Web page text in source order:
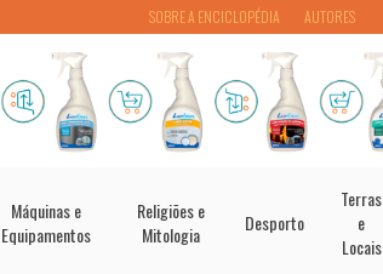
SOBRE A ENCICLOPÉDIA AUTORES
Máquinas e
Equipamentos
Religiões e
Mitologia
Desporto
Terras
e
Locais